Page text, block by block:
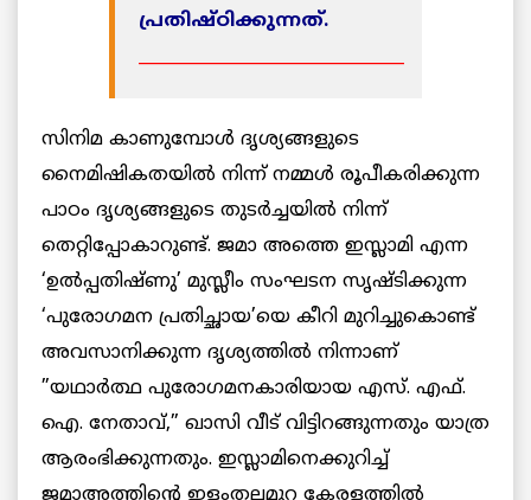
പ്രതിഷ്ഠിക്കുന്നത്.
________________________________
സിനിമ കാണുമ്പോള്‍ ദൃശ്യങ്ങളുടെ
നൈമിഷികതയില്‍ നിന്ന് നമ്മള്‍ രൂപീകരിക്കുന്ന
പാഠം ദൃശ്യങ്ങളുടെ തുടര്‍ച്ചയില്‍ നിന്ന്
തെറ്റിപ്പോകാറുണ്ട്. ജമാ അത്തെ ഇസ്ലാമി എന്ന
‘ഉല്‍പ്പതിഷ്ണു’ മുസ്ലീം സംഘടന സൃഷ്ടിക്കുന്ന
‘പുരോഗമന പ്രതിച്ഛായ’യെ കീറി മുറിച്ചുകൊണ്ട്
അവസാനിക്കുന്ന ദൃശ്യത്തില്‍ നിന്നാണ്
”യഥാര്‍ത്ഥ പുരോഗമനകാരിയായ എസ്. എഫ്.
ഐ. നേതാവ്,” ഖാസി വീട് വിട്ടിറങ്ങുന്നതും യാത്ര
ആരംഭിക്കുന്നതും. ഇസ്ലാമിനെക്കുറിച്ച്